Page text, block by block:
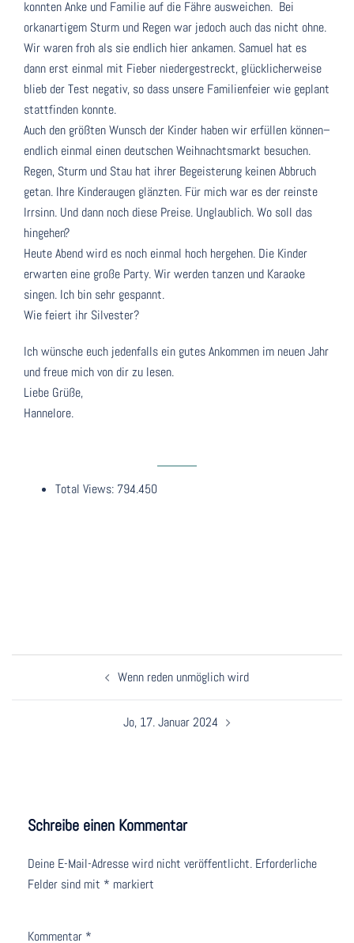
konnten Anke und Familie auf die Fähre ausweichen. Bei
orkanartigem Sturm und Regen war jedoch auch das nicht ohne.
Wir waren froh als sie endlich hier ankamen. Samuel hat es
dann erst einmal mit Fieber niedergestreckt, glücklicherweise
blieb der Test negativ, so dass unsere Familienfeier wie geplant
stattfinden konnte.
Auch den größten Wunsch der Kinder haben wir erfüllen können–
endlich einmal einen deutschen Weihnachtsmarkt besuchen.
Regen, Sturm und Stau hat ihrer Begeisterung keinen Abbruch
getan. Ihre Kinderaugen glänzten. Für mich war es der reinste
Irrsinn. Und dann noch diese Preise. Unglaublich. Wo soll das
hingehen?
Heute Abend wird es noch einmal hoch hergehen. Die Kinder
erwarten eine große Party. Wir werden tanzen und Karaoke
singen. Ich bin sehr gespannt.
Wie feiert ihr Silvester?
Ich wünsche euch jedenfalls ein gutes Ankommen im neuen Jahr
und freue mich von dir zu lesen.
Liebe Grüße,
Hannelore.
Total Views: 794.450
Wenn reden unmöglich wird
Jo, 17. Januar 2024
Schreibe einen Kommentar
Deine E-Mail-Adresse wird nicht veröffentlicht. Erforderliche
Felder sind mit * markiert
Kommentar *